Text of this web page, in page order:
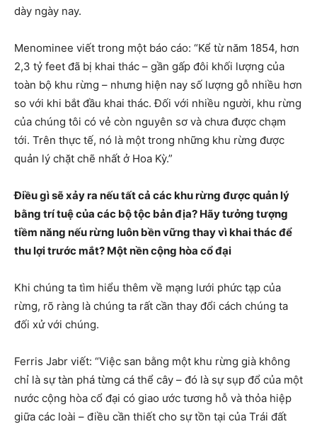
dày ngày nay.
Menominee viết trong một báo cáo: “Kể từ năm 1854, hơn
2,3 tỷ feet đã bị khai thác – gần gấp đôi khối lượng của
toàn bộ khu rừng – nhưng hiện nay số lượng gỗ nhiều hơn
so với khi bắt đầu khai thác. Đối với nhiều người, khu rừng
của chúng tôi có vẻ còn nguyên sơ và chưa được chạm
tới. Trên thực tế, nó là một trong những khu rừng được
quản lý chặt chẽ nhất ở Hoa Kỳ.”
Điều gì sẽ xảy ra nếu tất cả các khu rừng được quản lý
bằng trí tuệ của các bộ tộc bản địa? Hãy tưởng tượng
tiềm năng nếu rừng luôn bền vững thay vì khai thác để
thu lợi trước mắt? Một nền cộng hòa cổ đại
Khi chúng ta tìm hiểu thêm về mạng lưới phức tạp của
rừng, rõ ràng là chúng ta rất cần thay đổi cách chúng ta
đối xử với chúng.
Ferris Jabr viết: “Việc san bằng một khu rừng già không
chỉ là sự tàn phá từng cá thể cây – đó là sự sụp đổ của một
nước cộng hòa cổ đại có giao ước tương hỗ và thỏa hiệp
giữa các loài – điều cần thiết cho sự tồn tại của Trái đất